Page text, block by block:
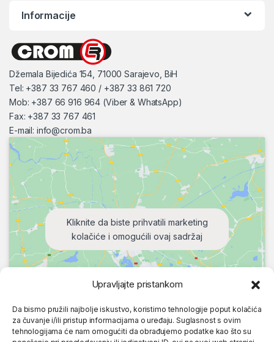
Upravljajte pristankom
Da bismo pružili najbolje iskustvo, koristimo tehnologije poput kolačića
za čuvanje i/ili pristup informacijama o uređaju. Suglasnost s ovim
tehnologijama će nam omogućiti da obrađujemo podatke kao što su
Informacije
Džemala Bijedića 154, 71000 Sarajevo, BiH
Tel: +387 33 767 460 / +387 33 861 720
Mob: +387 66 916 964 (Viber & WhatsApp)
Fax: +387 33 767 461
E-mail: info@crom.ba
Kliknite da biste prihvatili marketing
kolačiće i omogućili ovaj sadržaj